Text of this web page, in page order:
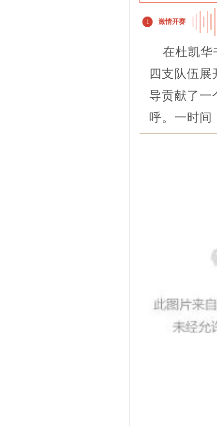
1 激情开赛
在杜凯华
四支队伍
导贡献了一
呼。一时间